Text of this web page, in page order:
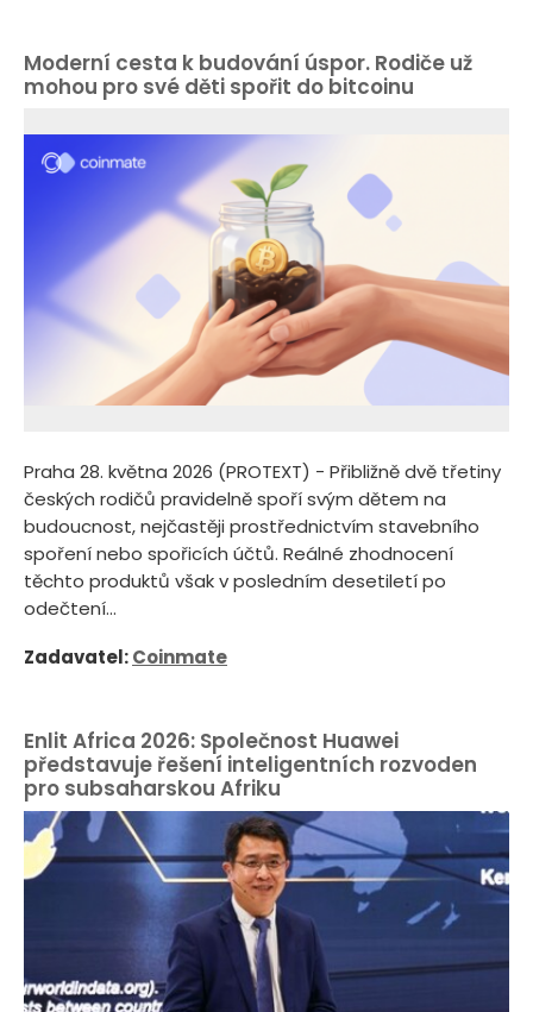
Moderní cesta k budování úspor. Rodiče už
mohou pro své děti spořit do bitcoinu
Praha 28. května 2026 (PROTEXT) - Přibližně dvě třetiny
českých rodičů pravidelně spoří svým dětem na
budoucnost, nejčastěji prostřednictvím stavebního
spoření nebo spořicích účtů. Reálné zhodnocení
těchto produktů však v posledním desetiletí po
odečtení...
Zadavatel:Coinmate
Enlit Africa 2026: Společnost Huawei
představuje řešení inteligentních rozvoden
pro subsaharskou Afriku